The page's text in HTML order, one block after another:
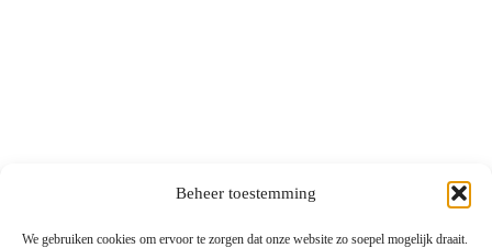
Beheer toestemming
We gebruiken cookies om ervoor te zorgen dat onze website zo soepel mogelijk draait.